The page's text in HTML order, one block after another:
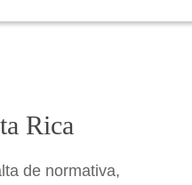
Rica
de normativa,